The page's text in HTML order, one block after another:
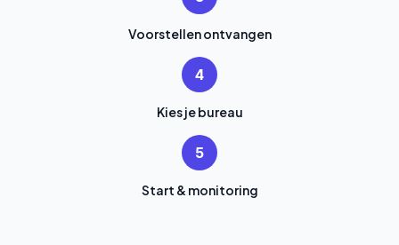
Voorstellen ontvangen
4
Kies je bureau
5
Start & monitoring